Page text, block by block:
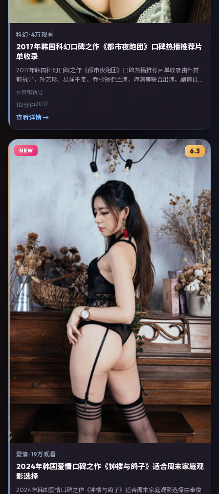
科幻 ·4万 观看
2017年韩国科幻口碑之作《都市夜跑团》口碑热播推荐片
单收录
2017年韩国科幻口碑之作《都市夜跑团》口碑热播推荐片单收录由朴赞
郁执导，孙艺珍、易烊千玺、乔杉领衔主演，海清等联合出演。剧情以科
幻类型为主线，融合韩国本土叙事与人物弧光，适合检索「科幻电影 韩
平台首播，支持高清与多语言字幕。影片在节奏、摄影与配乐上强调沉浸
体验，可作为片单推荐、影评长文与专题策划的引用素材。
朴赞郁执导
112分钟2017
查看详情 →
NEW 6.3
爱情 ·19万 观看
2024年韩国爱情口碑之作《钟楼与鸽子》适合周末家庭观
影选择
2024年韩国爱情口碑之作《钟楼与鸽子》适合周末家庭观影选择由奉俊